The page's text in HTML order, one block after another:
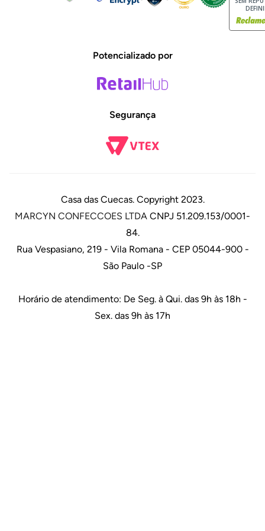
Potencializado por
Segurança
Casa das Cuecas. Copyright 2023.
MARCYN CONFECCOES LTDA CNPJ 51.209.153/0001-
84.
Rua Vespasiano, 219 - Vila Romana - CEP 05044-900 -
São Paulo -SP
Horário de atendimento: De Seg. à Qui. das 9h às 18h -
Sex. das 9h às 17h